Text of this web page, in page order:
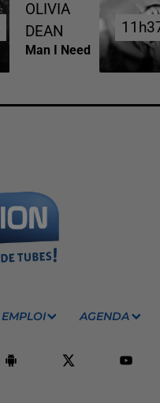
OLIVIA
DEAN
Man I Need
EMPLOI AGENDA